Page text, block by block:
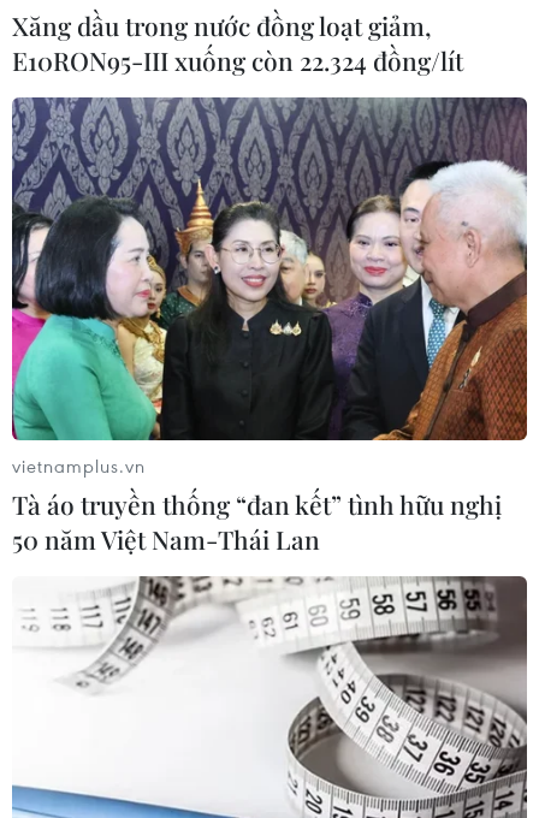
#Nhận diện vân tay #Phần mềm
#Anh em sinh đôi
#IYIE 2012
Anh
Theo dõi VietnamPlus
TIN CÙNG CHUYÊN MỤC
Meta tung công cụ AI lập trình tự
động cho nhà phát triển
06/08/2026 06:40
Doanh thu AI của Microsoft phụ
thuộc phần lớn vào đối tác OpenAI
06/08/2026 06:31
Xăng dầu trong nước đồng loạt giảm,
E10RON95-III xuống còn 22.324 đồng/lít
vietnamplus.vn
Tà áo truyền thống “đan kết” tình hữu nghị
50 năm Việt Nam-Thái Lan